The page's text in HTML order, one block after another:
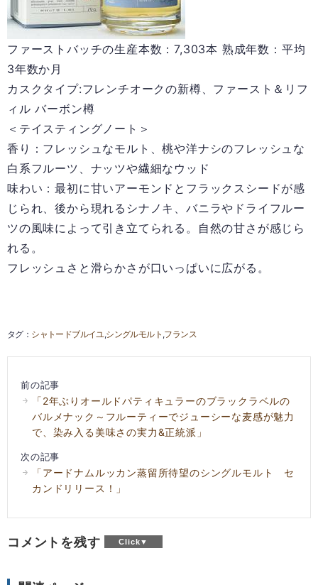
ファーストバッチの生産本数：7,303本 熟成年数：平均
3年数か月
カスクタイプ:フレンチオークの新樽、ファースト＆リフ
ィル バーボン樽
＜テイスティングノート＞
香り：フレッシュなモルト、桃や洋ナシのフレッシュな
白系フルーツ、ナッツや繊細なウッド
味わい：最初に甘いアーモンドとフラックスシードが感
じられ、後から現れるシナノキ、バニラやドライフルー
ツの風味によって引き立てられる。自然の甘さが感じら
れる。
フレッシュさと滑らかさが口いっぱいに広がる。
シャトードブルイユシングルモルト フランス
前の記事
「2年ぶりオールドパティキュラーのブラックラベルの
バルメナック～フルーティーでジューシーな麦感が魅力
で、染み入る美味さの実力&正統派」
次の記事
「アードナムルッカン蒸留所待望のシングルモルト セ
カンドリリース！」
コメントを残す